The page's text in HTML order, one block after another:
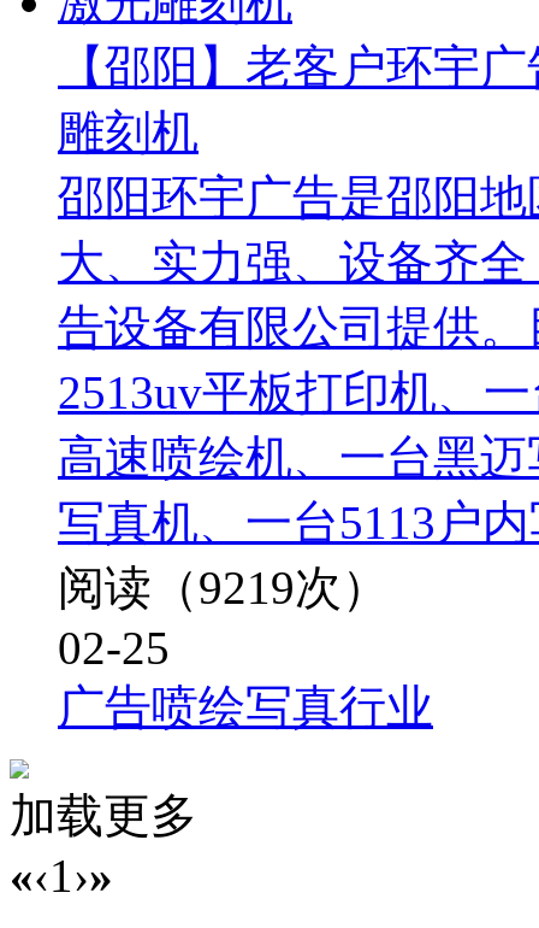
【邵阳】老客户环宇
雕刻机
邵阳环宇广告是邵阳
大、实力强、设备齐
告设备有限公司提供
2513uv平板打印机、
高速喷绘机、一台黑
写真机、一台5113户
阅读（9219次）
02-25
广告喷绘写真行业
加载更多
«‹1›»